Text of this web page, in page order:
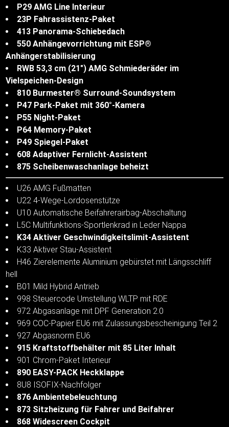
P29 AMG Line Interieur
23P Fahrassistenz-Paket
413 Panorama-Schiebedach
550 Anhängevorrichtung mit ESP®
Anhängerstabilisierung
RWB 53,3 cm (21") AMG Schmiederäder im
Vielspeichen-Design
810 Burmester® Surround-Soundsystem
P47 Park-Paket mit 360°-Kamera
P55 Night-Paket
P64 Memory-Paket
P49 Spiegel-Paket
608 Adaptiver Fernlicht-Assistent
875 Scheibenwaschanlage beheizt
U26 AMG Fußmatten
U22 4-Wege-Lordosenstütze
U10 Automatische Beifahrerairbag-Abschaltung
L5C Multifunktions-Sportlenkrad in Leder Nappa
K34 Aktiver Geschwindigkeitslimit-Assistent
K33 Aktiver Stau-Assistent
H46 Zierelemente Aluminium gebürstet mit Längsschliff
hell
B01 Mild Hybrid Antrieb
998 Steuercode Umstellung WLTP mit RDE
972 Abgasanlage mit DPF Generation 2.0
969 COC-Papier EU6 mit Zulassungsbescheinigung Teil 2
927 Abgasnorm EU6
915 Kraftstoffbehälter mit 85 Liter Inhalt
901 Chrom-Paket Interieur
890 EASY-PACK Heckklappe
8U8 ISOFIX-Nachfolger
876 Ambientebeleuchtung
873 Sitzheizung für Fahrer und Beifahrer
868 Widescreen Cockpit